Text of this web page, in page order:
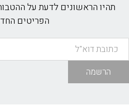
תהיו הראשונים לדעת על
הפריטים
הרשמה